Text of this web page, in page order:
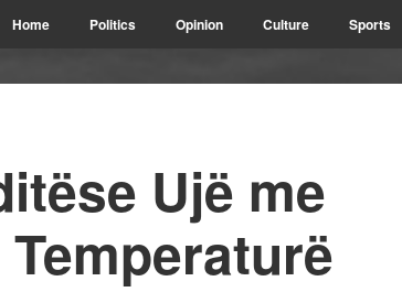
Home Politics Opinion Culture Sports
Ujë me